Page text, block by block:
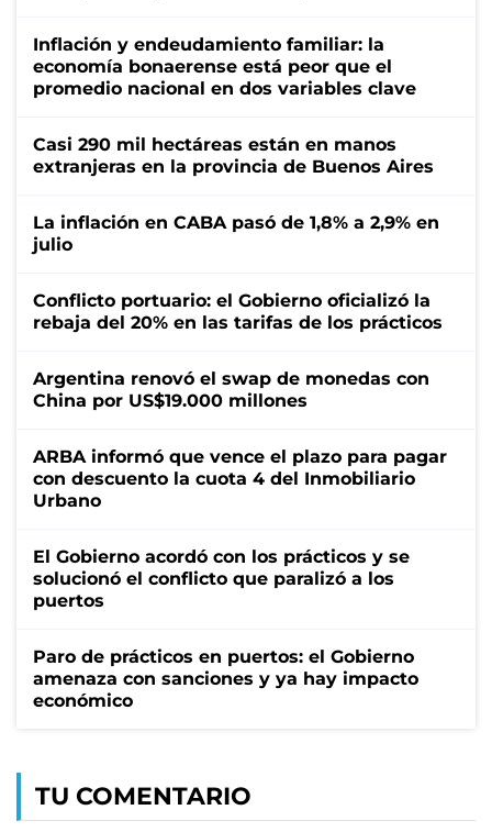
Inflación y endeudamiento familiar: la
economía bonaerense está peor que el
promedio nacional en dos variables clave
Casi 290 mil hectáreas están en manos
extranjeras en la provincia de Buenos Aires
La inflación en CABA pasó de 1,8% a 2,9% en
julio
Conflicto portuario: el Gobierno oficializó la
rebaja del 20% en las tarifas de los prácticos
Argentina renovó el swap de monedas con
China por US$19.000 millones
ARBA informó que vence el plazo para pagar
con descuento la cuota 4 del Inmobiliario
Urbano
El Gobierno acordó con los prácticos y se
solucionó el conflicto que paralizó a los
puertos
Paro de prácticos en puertos: el Gobierno
amenaza con sanciones y ya hay impacto
económico
TU COMENTARIO